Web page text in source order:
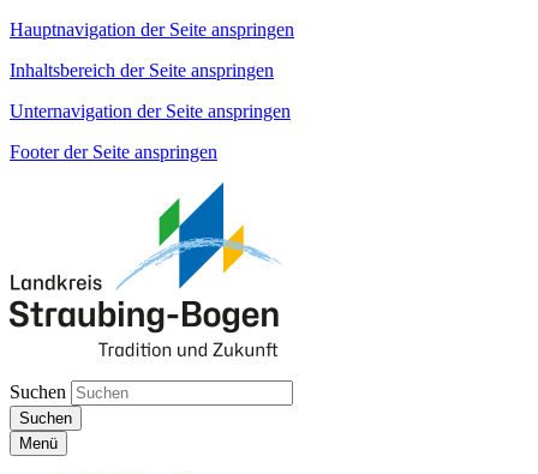
Hauptnavigation der Seite anspringen
Inhaltsbereich der Seite anspringen
Unternavigation der Seite anspringen
Footer der Seite anspringen
Suchen
Suchen
Menü